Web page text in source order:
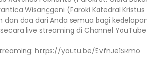
Wisanggeni (Paroki Katedral Kristus
dan doa dari Anda semua bagi
live streaming di Channel
https://youtu.be/5VfnJe1SRmo